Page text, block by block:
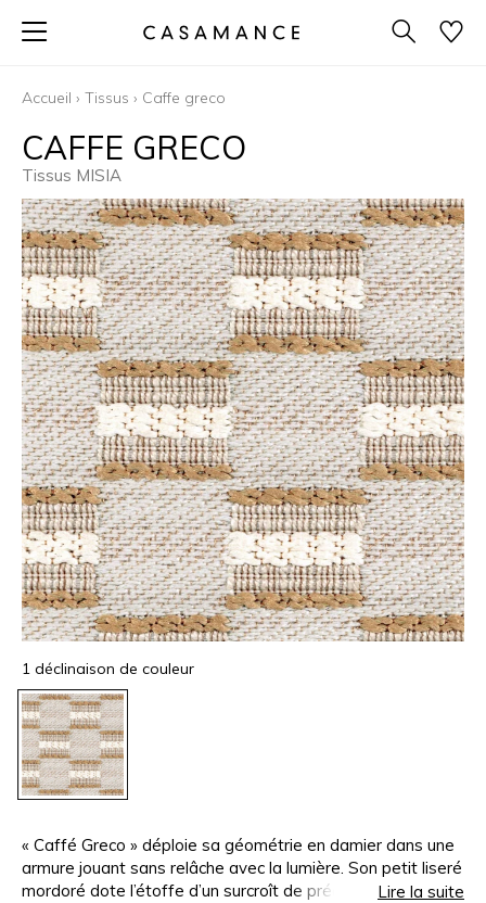
Accueil › Tissus › Caffe greco
CAFFE GRECO
Tissus MISIA
1 déclinaison de couleur
« Caffé Greco » déploie sa géométrie en damier dans une
armure jouant sans relâche avec la lumière. Son petit liseré
mordoré dote l’étoffe d’un surcroît de préciosité. CeLire la suite